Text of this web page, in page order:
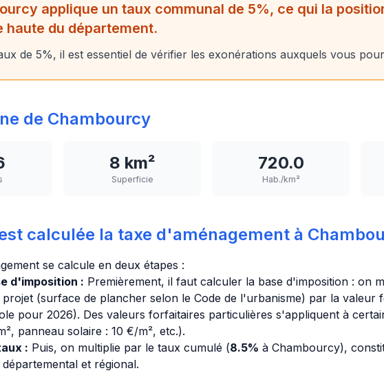
applique un taux communal de 5%, ce qui la
haute du département.
de 5%, il est essentiel de vérifier les exonérations auxquels vous
de Chambourcy
8 km²
Superficie
720.0
Hab./km²
calculée la taxe d'aménagement à
se calcule en deux étapes :
d'imposition : Premièrement, il faut calculer la base d'imposition : on
(surface de plancher selon le Code de l'urbanisme) par la valeur
pour 2026). Des valeurs forfaitaires particulières s'appliquent à
panneau solaire : 10 €/m², etc.).
: Puis, on multiplie par le taux cumulé (8.5% à Chambourcy),
et régional.